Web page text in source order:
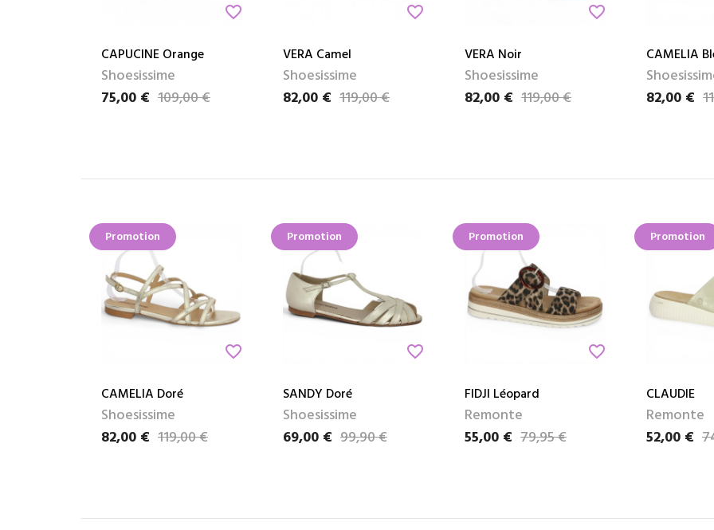
favorite_border
CAPUCINE Orange
Shoesissime
Prix
75,00 €
Prix de base109,00 €
favorite_border
VERA Camel
Shoesissime
Prix
82,00 €
Prix de base119,00 €
favorite_border
VERA Noir
Shoesissime
Prix
82,00 €
Prix de base119,00 €
CAMELIA
Prix
82,00 €
Prix de
Promotion
favorite_border
CAMELIA Doré
Shoesissime
Prix
82,00 €
Prix de base119,00 €
Promotion
favorite_border
SANDY Doré
Shoesissime
Prix
69,00 €
Prix de base99,90 €
Promotion
favorite_border
FIDJI Léopard
Remonte
Prix
55,00 €
Prix de base79,95 €
Promotion
CLAUDIE
Remonte
Prix
52,00 €
Prix de